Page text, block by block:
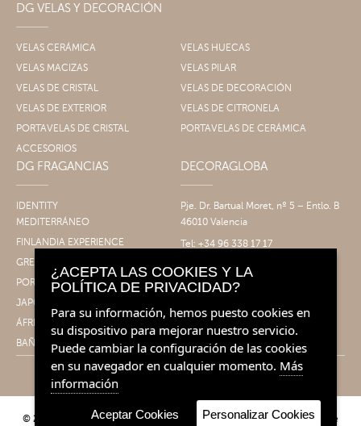
DG VELAS Y DECORACIÓN
VELAS CERÁMICA
VELAS HUECAS
VELAS MACIZAS
VELAS PILAR
VELAS DE CRISTAL
VELAS DE DECORACIÓN
VELAS DE EXTERIOR
VELAS DE CITRONELA
PORTAVELAS DE CRISTAL
PORTAVELAS DE CERÁMICA
ACCESORIOS
DG FRAGANCIAS
IDENTITY
MEDITERRÁNEO
FINLANDIA EXPERIENCE
GRECIA EXPERIENCE
PORTUGAL EXPERIENCE
JAPÓN EXPERIENCE
ÁFRICA EXPERIENCE
BAÑO&CUERPO
DECORAGLOBA
Pje. Dr. Bartual Moret, nº 5 – Entlo. B
46010 Valencia
Tel: +34 96 338 17 17
info@decoragloba.com
© 2026 Decoragloba - Velas para profesionales y eventos | Fragancias de
¿ACEPTA LAS COOKIES Y LA
POLÍTICA DE PRIVACIDAD?
Para su información, hemos puesto cookies en
su dispositivo para mejorar nuestro servicio.
Puede cambiar la configuración de las cookies
en su navegador en cualquier momento. Más
información
Aceptar Cookies Personalizar Cookies